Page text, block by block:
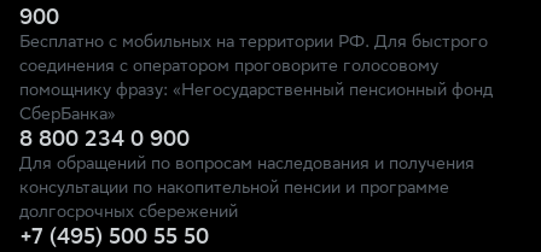
900
Бесплатно с мобильных на территории РФ. Для быстрого
соединения с оператором проговорите голосовому
помощнику фразу: «Негосударственный пенсионный фонд
СберБанка»
8 800 234 0 900
Для обращений по вопросам наследования и получения
консультации по накопительной пенсии и программе
долгосрочных сбережений
+7 (495) 500 55 50